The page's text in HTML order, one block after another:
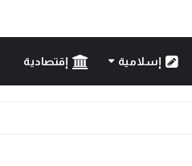
إسلامية إقتصادية